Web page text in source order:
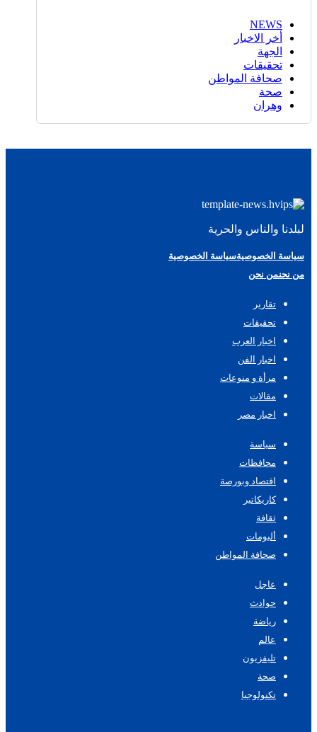
NEWS
أخر الاخبار
الجهة
تحقيقات
صحافة المواطن
صحة
وهران
لبلدنا والناس والحرية
سياسة الخصوصيةسياسة الخصوصية
من نحنمن نحن
تقارير
تحقيقات
اخبار العرب
اخبار الفن
مرأة و منوعات
مقالات
اخبار مصر
سياسة
محافظات
اقتصاد وبورصة
كاريكاتير
ثقافة
ألبومات
صحافة المواطن
عاجل
حوادث
رياضة
عالم
تليفزيون
صحة
تكنولوجيا